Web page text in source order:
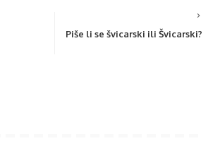
Piše li se švicarski ili Švicarski?